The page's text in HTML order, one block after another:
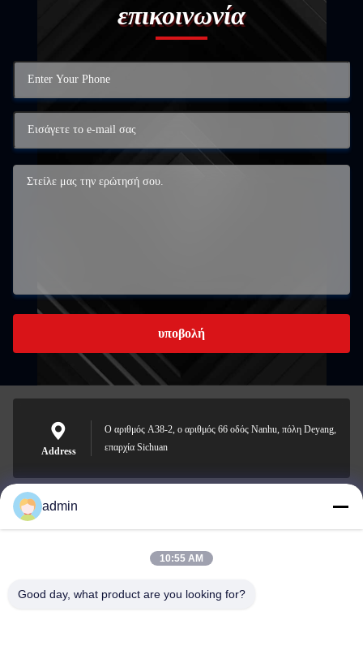
επικοινωνία
υποβολή
Address
Ο αριθμός A38-2, ο αριθμός 66 οδός Nanhu, πόλη Deyang,
επαρχία Sichuan
Nero@enlaibio.com
admin
10:55 AM
Good day, what product are you looking for?